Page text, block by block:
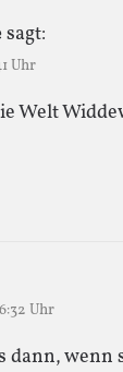
sagt:
Uhr
Welt
Uhr
dann, wenn